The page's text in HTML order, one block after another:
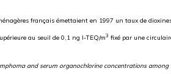
français émettaient en 1997 un taux de
au seuil de 0,1 ng I-TEQ/m3 fixé par une
and serum organochlorine concentrations